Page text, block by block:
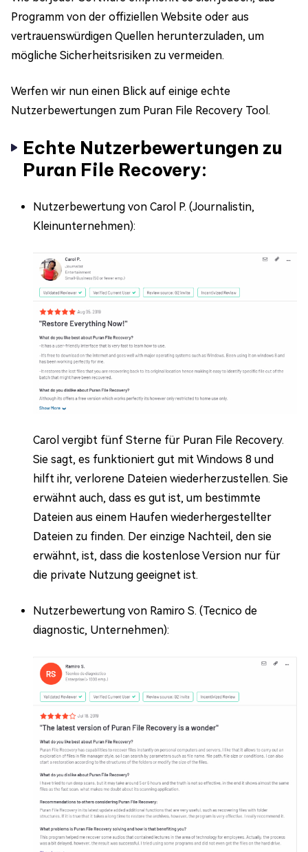
Programm von der offiziellen Website oder aus
vertrauenswürdigen Quellen herunterzuladen, um
mögliche Sicherheitsrisiken zu vermeiden.
Werfen wir nun einen Blick auf einige echte
Nutzerbewertungen zum Puran File Recovery Tool.
Echte Nutzerbewertungen zu
Puran File Recovery:
Nutzerbewertung von Carol P. (Journalistin,
Kleinunternehmen):
Carol vergibt fünf Sterne für Puran File Recovery.
Sie sagt, es funktioniert gut mit Windows 8 und
hilft ihr, verlorene Dateien wiederherzustellen. Sie
erwähnt auch, dass es gut ist, um bestimmte
Dateien aus einem Haufen wiederhergestellter
Dateien zu finden. Der einzige Nachteil, den sie
erwähnt, ist, dass die kostenlose Version nur für
die private Nutzung geeignet ist.
Nutzerbewertung von Ramiro S. (Tecnico de
diagnostic, Unternehmen):